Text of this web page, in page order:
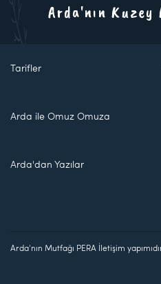
Arda'nın Kuzey
Tarifler
Arda ile Omuz Omuza
Arda'dan Yazılar
Arda'nın Mutfağı PERA İletişim